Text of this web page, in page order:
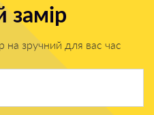
замір
на зручний для вас час